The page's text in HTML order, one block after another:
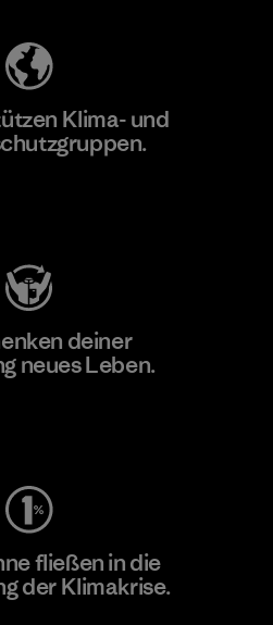
Klima- und
deiner
neues Leben.
fließen in die
der Klimakrise.